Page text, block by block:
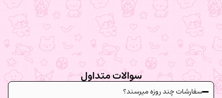
سوالات متداول
سفارشات چند روزه میرسند؟